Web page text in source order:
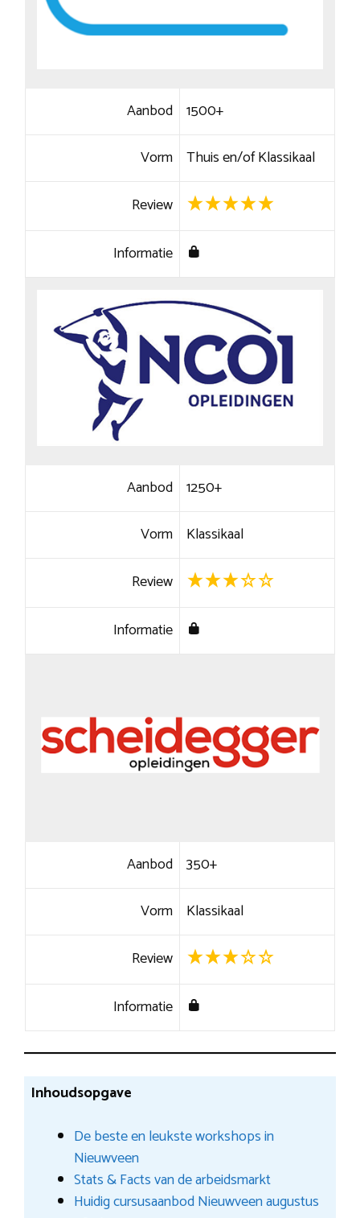
Aanbod 1500+
Vorm Thuis en/of Klassikaal
Review
Informatie
Aanbod 1250+
Vorm Klassikaal
Review
Informatie
Aanbod 350+
Vorm Klassikaal
Review
Informatie
Inhoudsopgave
De beste en leukste workshops in
Nieuwveen
Stats & Facts van de arbeidsmarkt
Huidig cursusaanbod Nieuwveen augustus